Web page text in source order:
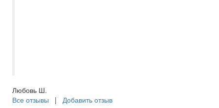
Любовь Ш.
Все отзывы | Добавить отзыв